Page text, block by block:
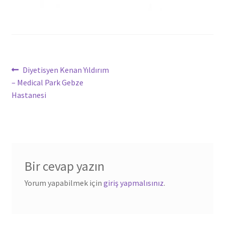
Yazı
dolaşımı
Önceki
yazı:
Diyetisyen Kenan Yıldırım
– Medical Park Gebze
Hastanesi
Bir cevap yazın
Yorum yapabilmek için giriş yapmalısınız.